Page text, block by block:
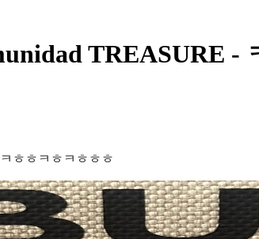
TREASURE
ㅎㅎㅋㅎㅋㅎㅎㅎ